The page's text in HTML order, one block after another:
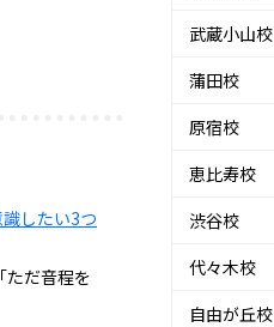
したい3つ
ただ音程を
武蔵小山校
蒲田校
原宿校
恵比寿校
渋谷校
代々木校
自由が丘校